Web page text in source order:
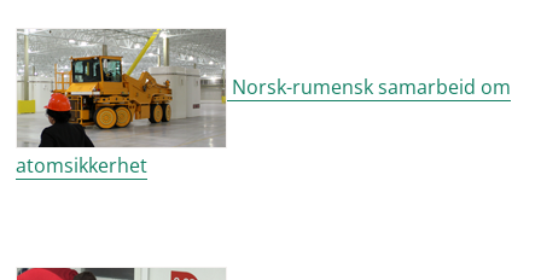
Norsk-rumensk samarbeid om
atomsikkerhet